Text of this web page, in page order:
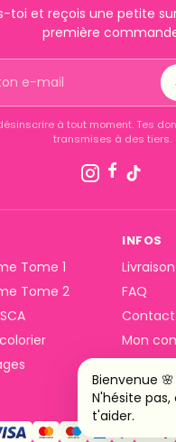
toi et reçois une petite
première
à tout moment. Tes
transmises à des tiers.
Tome 1
Tome 2
INFOS
FAQ
Contact
Mon
Bienvenue
N'hésite
t'aider.